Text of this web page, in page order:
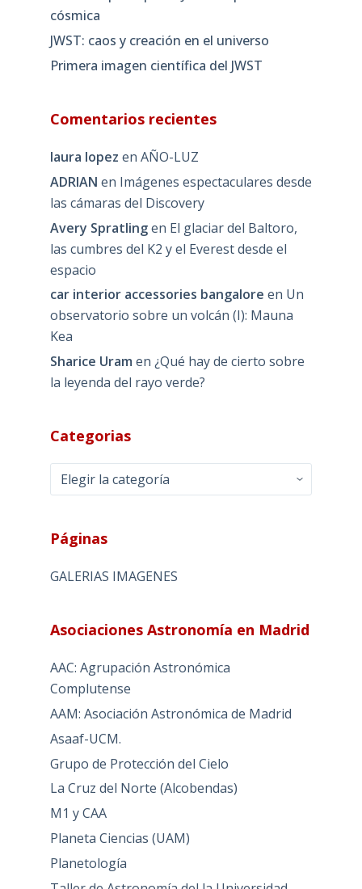
cósmica
JWST: caos y creación en el universo
Primera imagen científica del JWST
Comentarios recientes
laura lopez en AÑO-LUZ
ADRIAN en Imágenes espectaculares desde
las cámaras del Discovery
Avery Spratlingen El glaciar del Baltoro,
las cumbres del K2 y el Everest desde el
espacio
car interior accessories bangalore en Un
observatorio sobre un volcán (I): Mauna
Kea
Sharice Uram en ¿Qué hay de cierto sobre
la leyenda del rayo verde?
Categorias
Categorias
Páginas
GALERIAS IMAGENES
Asociaciones Astronomía en Madrid
AAC: Agrupación Astronómica
Complutense
AAM: Asociación Astronómica de Madrid
Asaaf-UCM.
Grupo de Protección del Cielo
La Cruz del Norte (Alcobendas)
M1 y CAA
Planeta Ciencias (UAM)
Planetología